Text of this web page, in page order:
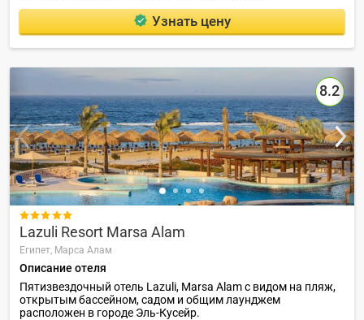
Узнать цену
8.2

Lazuli Resort Marsa Alam
Египет, Марса Алам
Описание отеля
Пятизвездочный отель Lazuli, Marsa Alam с видом на пляж,
открытым бассейном, садом и общим лаунджем
расположен в городе Эль-Кусейр.